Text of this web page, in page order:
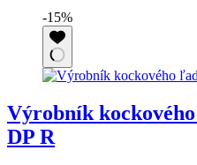
-15%
Výrobník
DP R